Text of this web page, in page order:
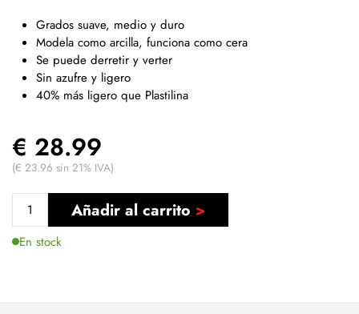
Grados suave, medio y duro
Modela como arcilla, funciona como cera
Se puede derretir y verter
Sin azufre y ligero
40% más ligero que Plastilina
€ 28.99
(€ 23.96 sin 21% IVA)
Añadir al carrito
En stock